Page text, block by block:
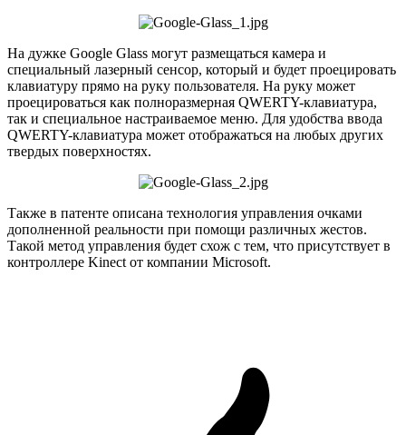
На дужке Google Glass могут размещаться камера и
специальный лазерный сенсор, который и будет проецировать
клавиатуру прямо на руку пользователя. На руку может
проецироваться как полноразмерная QWERTY-клавиатура,
так и специальное настраиваемое меню. Для удобства ввода
QWERTY-клавиатура может отображаться на любых других
твердых поверхностях.
Также в патенте описана технология управления очками
дополненной реальности при помощи различных жестов.
Такой метод управления будет схож с тем, что присутствует в
контроллере Kinect от компании Microsoft.